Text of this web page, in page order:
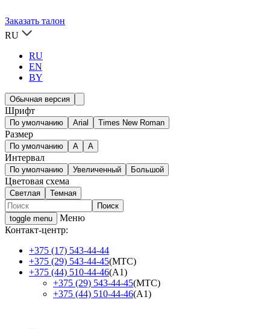
Заказать талон
RU
RU
EN
BY
Обычная версия
Шрифт
По умолчанию Arial Times New Roman
Размер
По умолчанию A A
Интервал
По умолчанию Увеличенный Большой
Цветовая схема
Светлая Темная
toggle menu
Меню
Контакт-центр:
+375 (17) 543-44-44
+375 (29) 543-44-45(МТС)
+375 (44) 510-44-46(А1)
+375 (29) 543-44-45(МТС)
+375 (44) 510-44-46(А1)